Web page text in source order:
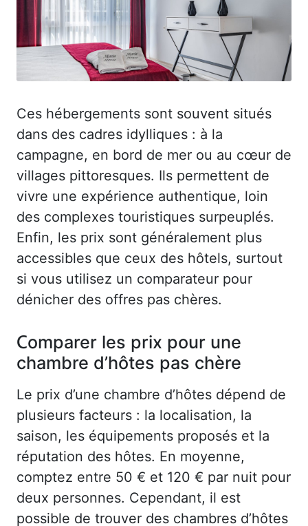
Ces hébergements sont souvent situés
dans des cadres idylliques : à la
campagne, en bord de mer ou au cœur de
villages pittoresques. Ils permettent de
vivre une expérience authentique, loin
des complexes touristiques surpeuplés.
Enfin, les prix sont généralement plus
accessibles que ceux des hôtels, surtout
si vous utilisez un comparateur pour
dénicher des offres pas chères.
Comparer les prix pour une
chambre d’hôtes pas chère
Le prix d’une chambre d’hôtes dépend de
plusieurs facteurs : la localisation, la
saison, les équipements proposés et la
réputation des hôtes. En moyenne,
comptez entre 50 € et 120 € par nuit pour
deux personnes. Cependant, il est
possible de trouver des chambres d’hôtes